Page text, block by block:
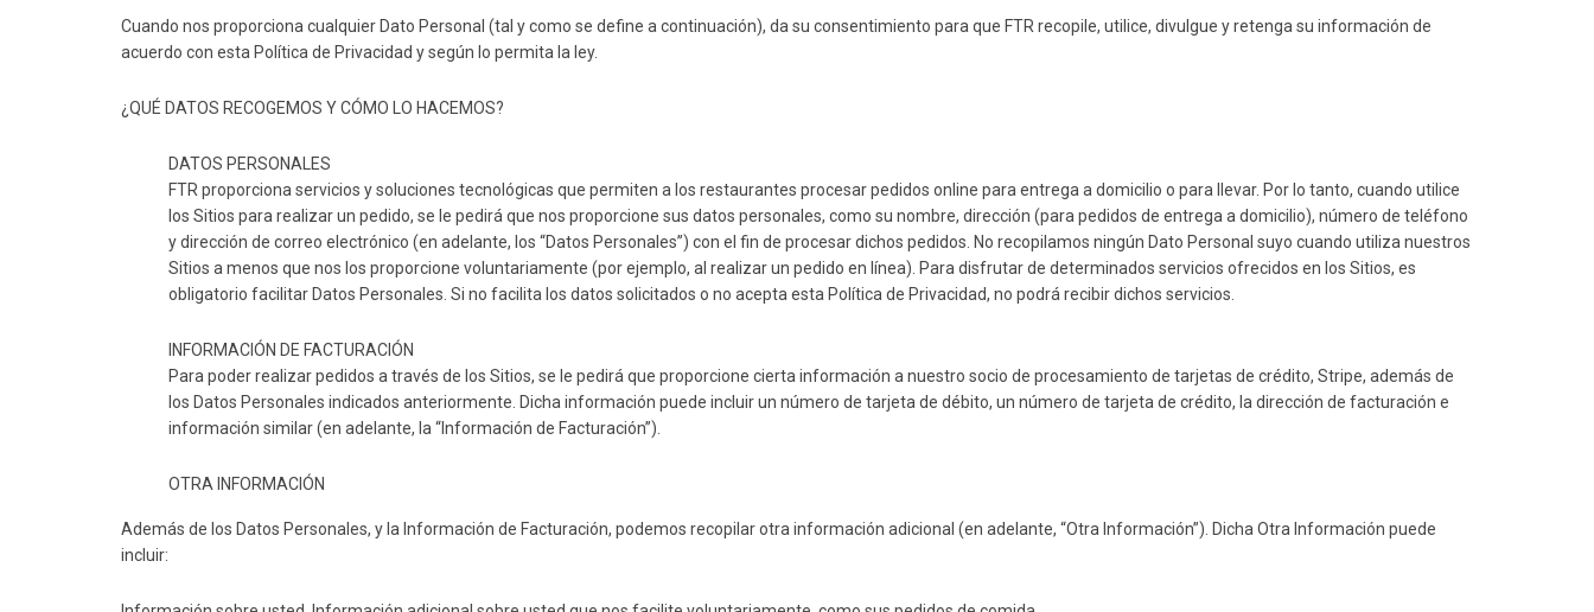
Cuando nos proporciona cualquier Dato Personal (tal y como se define a continuación), da su consentimiento para que FTR recopile, utilice, divulgue y retenga su información de
acuerdo con esta Política de Privacidad y según lo permita la ley.
¿QUÉ DATOS RECOGEMOS Y CÓMO LO HACEMOS?
DATOS PERSONALES
FTR proporciona servicios y soluciones tecnológicas que permiten a los restaurantes procesar pedidos online para entrega a domicilio o para llevar. Por lo tanto, cuando utilice
los Sitios para realizar un pedido, se le pedirá que nos proporcione sus datos personales, como su nombre, dirección (para pedidos de entrega a domicilio), número de teléfono
y dirección de correo electrónico (en adelante, los “Datos Personales”) con el fin de procesar dichos pedidos. No recopilamos ningún Dato Personal suyo cuando utiliza nuestros
Sitios a menos que nos los proporcione voluntariamente (por ejemplo, al realizar un pedido en línea). Para disfrutar de determinados servicios ofrecidos en los Sitios, es
obligatorio facilitar Datos Personales. Si no facilita los datos solicitados o no acepta esta Política de Privacidad, no podrá recibir dichos servicios.
INFORMACIÓN DE FACTURACIÓN
Para poder realizar pedidos a través de los Sitios, se le pedirá que proporcione cierta información a nuestro socio de procesamiento de tarjetas de crédito, Stripe, además de
los Datos Personales indicados anteriormente. Dicha información puede incluir un número de tarjeta de débito, un número de tarjeta de crédito, la dirección de facturación e
información similar (en adelante, la “Información de Facturación”).
OTRA INFORMACIÓN
Además de los Datos Personales, y la Información de Facturación, podemos recopilar otra información adicional (en adelante, “Otra Información”). Dicha Otra Información puede
incluir: